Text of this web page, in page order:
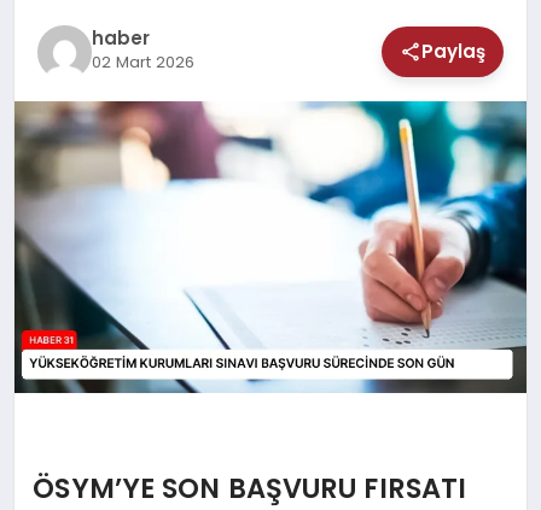
haber
02 Mart 2026 Paylaş
ÖSYM’YE SON BAŞVURU FIRSATI